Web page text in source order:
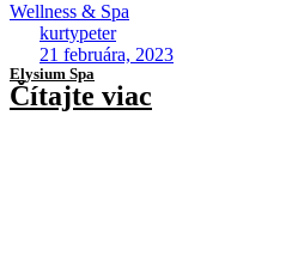
Wellness & Spa
kurtypeter
21 februára, 2023
Elysium Spa
Čítajte viac